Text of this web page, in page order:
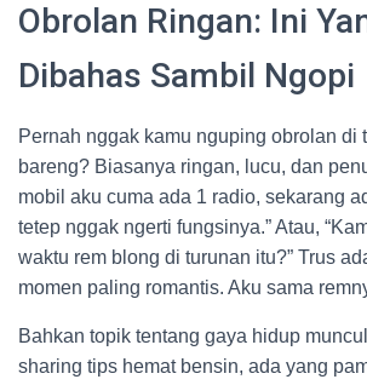
Obrolan Ringan: Ini
Dibahas Sambil Ngopi
Pernah nggak kamu nguping obrolan di
bareng? Biasanya ringan, lucu, dan
mobil aku cuma ada 1 radio, sekarang
tetep nggak ngerti fungsinya.” Atau,
waktu rem blong di turunan itu?” Trus
momen paling romantis. Aku sama
Bahkan topik tentang gaya hidup
sharing tips hemat bensin, ada yang